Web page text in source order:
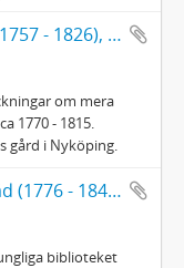
Wachtmeister, Gustaf, general (1757 - 1826), anförare för landstigningstrupperna vid expeditionen till Västerbotten
om mera
1770 - 1815.
gård i Nyköping.
Robsahm, Carl Magnus, bergsråd (1776 - 1840), Dagbok under resor i Vesterbotten och Lappmarken 1797 - 1800
biblioteket